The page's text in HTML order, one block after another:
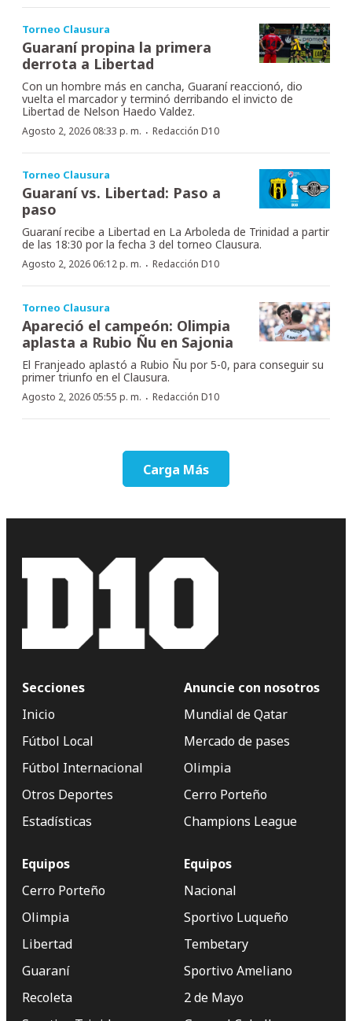
Torneo Clausura
Guaraní propina la primera
derrota a Libertad
Con un hombre más en cancha, Guaraní reaccionó, dio
vuelta el marcador y terminó derribando el invicto de
Libertad de Nelson Haedo Valdez.
Agosto 2, 2026 08:33 p. m. · Redacción D10
Torneo Clausura
Guaraní vs. Libertad: Paso a
paso
Guaraní recibe a Libertad en La Arboleda de Trinidad a partir
de las 18:30 por la fecha 3 del torneo Clausura.
Agosto 2, 2026 06:12 p. m. · Redacción D10
Torneo Clausura
Apareció el campeón: Olimpia
aplasta a Rubio Ñu en Sajonia
El Franjeado aplastó a Rubio Ñu por 5-0, para conseguir su
primer triunfo en el Clausura.
Agosto 2, 2026 05:55 p. m. · Redacción D10
Carga Más
Secciones
Inicio
Fútbol Local
Fútbol Internacional
Otros Deportes
Estadísticas
Anuncie con nosotros
Mundial de Qatar
Mercado de pases
Olimpia
Cerro Porteño
Champions League
Equipos
Cerro Porteño
Olimpia
Libertad
Guaraní
Recoleta
Equipos
Nacional
Sportivo Luqueño
Tembetary
Sportivo Ameliano
2 de Mayo